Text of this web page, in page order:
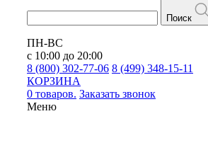
Поиск
ПН-ВС
с 10:00 до 20:00
8 (800) 302-77-06 8 (499) 348-15-11
КОРЗИНА
0 товаров. Заказать звонок
Меню